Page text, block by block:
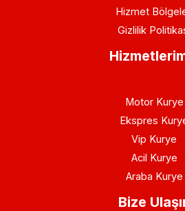
Hizmet
Gizlilik
Motor Kurye
Ekspres
Vip Kurye
Acil Kurye
Araba Kurye
Bize